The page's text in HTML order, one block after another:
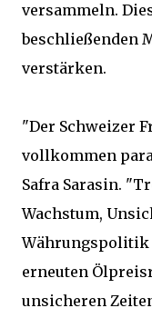
versammeln.
beschließenden
verstärken.
"Der Schweizer
vollkommen
Safra Sarasin.
Wachstum,
Währungspolitik
erneuten
unsicheren